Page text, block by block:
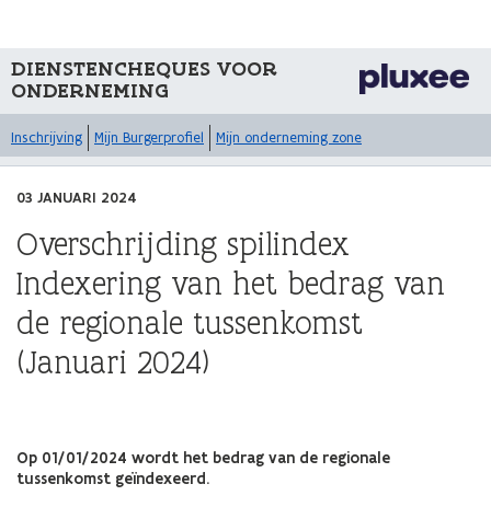
DIENSTENCHEQUES VOOR
ONDERNEMING
Inschrijving Mijn Burgerprofiel Mijn onderneming zone
03 JANUARI 2024
Overschrijding spilindex
Indexering van het bedrag van
de regionale tussenkomst
(Januari 2024)
Op 01/01/2024 wordt het bedrag van de regionale
tussenkomst geïndexeerd.